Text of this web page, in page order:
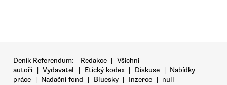
Deník Referendum: Redakce | Všichni
autoři | Vydavatel | Etický kodex | Diskuse | Nabídky
práce | Nadační fond | Bluesky | Inzerce | null